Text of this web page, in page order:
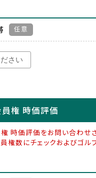
任意
権 時価評価
時価評価をお問い合わせ
権数にチェックおよびゴル